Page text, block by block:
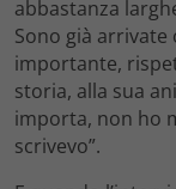
abbastanza
Sono già
importante,
storia, alla sua
importa, non ho
scrivevo”.